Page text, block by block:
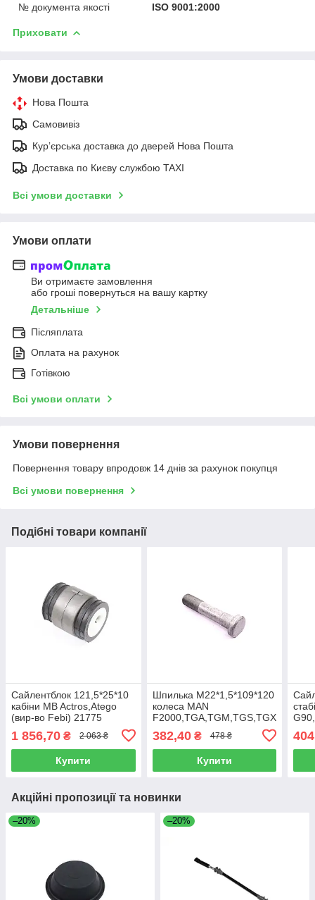
№ документа якості ISO 9001:2000
Приховати
Умови доставки
Нова Пошта
Самовивіз
Курʼєрська доставка до дверей Нова Пошта
Доставка по Києву службою TAXI
Всі умови доставки
Умови оплати
Ви отримаєте замовлення
або гроші повернуться на вашу картку
Детальніше
Післяплата
Оплата на рахунок
Готівкою
Всі умови оплати
Умови повернення
Повернення товару впродовж 14 днів за рахунок покупця
Всі умови повернення
Подібні товари компанії
Сайлентблок 121,5*25*10
кабіни MB Actros,Atego
(вир-во Febi) 21775
1 856,70 ₴ 2 063 ₴
Купити
Шпилька М22*1,5*109*120
колеса MAN
F2000,TGA,TGM,TGS,TGX
382,40₴ 478 ₴
Купити
Акційні пропозиції та новинки
–20% –20%